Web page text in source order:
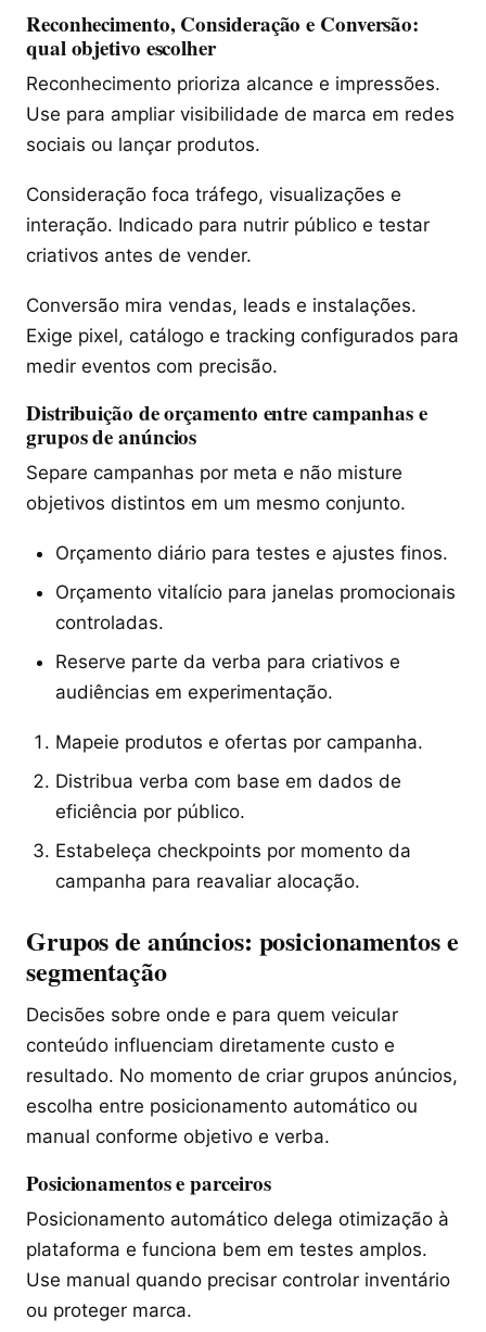
Reconhecimento, Consideração e Conversão:
qual objetivo escolher
Reconhecimento prioriza alcance e impressões.
Use para ampliar visibilidade de marca em redes
sociais ou lançar produtos.
Consideração foca tráfego, visualizações e
interação. Indicado para nutrir público e testar
criativos antes de vender.
Conversão mira vendas, leads e instalações.
Exige pixel, catálogo e tracking configurados para
medir eventos com precisão.
Distribuição de orçamento entre campanhas e
grupos de anúncios
Separe campanhas por meta e não misture
objetivos distintos em um mesmo conjunto.
Orçamento diário para testes e ajustes finos.
Orçamento vitalício para janelas promocionais
controladas.
Reserve parte da verba para criativos e
audiências em experimentação.
Mapeie produtos e ofertas por campanha.
Distribua verba com base em dados de
eficiência por público.
Estabeleça checkpoints por momento da
campanha para reavaliar alocação.
Grupos de anúncios: posicionamentos e
segmentação
Decisões sobre onde e para quem veicular
conteúdo influenciam diretamente custo e
resultado. No momento de criar grupos anúncios,
escolha entre posicionamento automático ou
manual conforme objetivo e verba.
Posicionamentos e parceiros
Posicionamento automático delega otimização à
plataforma e funciona bem em testes amplos.
Use manual quando precisar controlar inventário
ou proteger marca.